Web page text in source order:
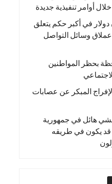
أوامر تنفيذية جديدة
567 مليون دولار في أكبر حكم يتعلق
وسائل التواصل
بحظر المواطنين
المبكر عن عصابات
هائل في جمهورية
قد يكون في طريقه